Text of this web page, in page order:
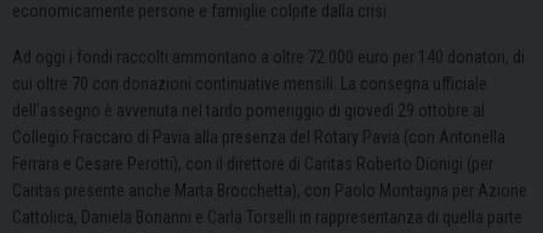
economicamente persone e famiglie colpite dalla crisi.
Ad oggi i fondi raccolti ammontano a oltre 72.000 euro per 140 donatori, di
cui oltre 70 con donazioni continuative mensili. La consegna ufficiale
dell’assegno è avvenuta nel tardo pomeriggio di giovedì 29 ottobre al
Collegio Fraccaro di Pavia alla presenza del Rotary Pavia (con Antonella
Ferrara e Cesare Perotti), con il direttore di Caritas Roberto Dionigi (per
Caritas presente anche Marta Brocchetta), con Paolo Montagna per Azione
Cattolica, Daniela Bonanni e Carla Torselli in rappresentanza di quella parte